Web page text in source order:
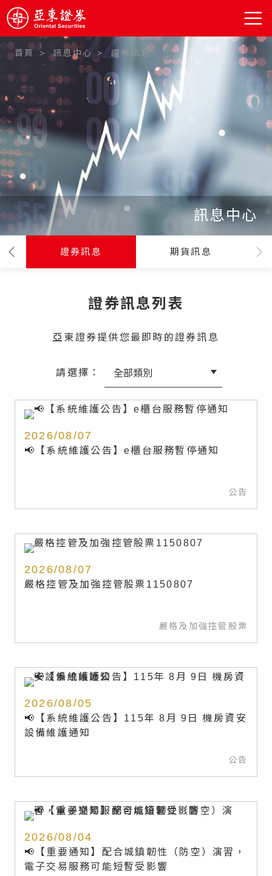
:::
首頁 訊息中心 證券訊息
訊息中心
證券訊息 期貨訊息
證券訊息列表
亞東證券提供您最即時的證券訊息
請選擇：
2026/08/07
📢【系統維護公告】e櫃台服務暫停通知
公告
2026/08/07
嚴格控管及加強控管股票1150807
嚴格及加強控管股票
2026/08/05
📢【系統維護公告】115年 8月 9日 機房資安
設備維護通知
公告
2026/08/04
📢【重要通知】配合城鎮韌性（防空）演習，
電子交易服務可能短暫受影響